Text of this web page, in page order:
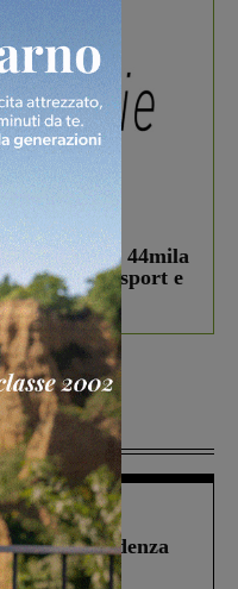
Cities, oltre 44mila
per lo sport e
oltre la scadenza
“Un